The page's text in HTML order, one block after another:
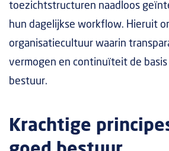
toezichtstructuren naadloos
hun dagelijkse workflow. Hieruit
organisatiecultuur waarin
vermogen en continuïteit de
bestuur.
Krachtige